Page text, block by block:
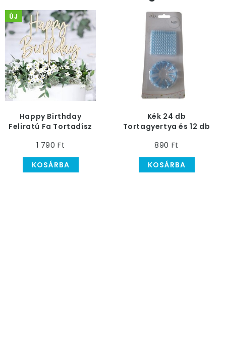
ÚJ
Happy Birthday
Feliratú Fa Tortadísz
1 790 Ft
KOSÁRBA
Kék 24 db
Tortagyertya és 12 db
890 Ft
KOSÁRBA